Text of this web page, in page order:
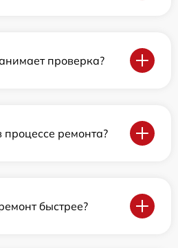
проверка?
ремонта?
быстрее?